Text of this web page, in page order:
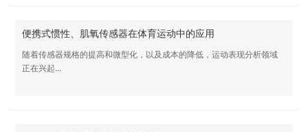
便携式惯性、肌氧传感器在体育运动中的应用
随着传感器规格的提高和微型化，以及成本的降低，运动表现分析领域
正在兴起...